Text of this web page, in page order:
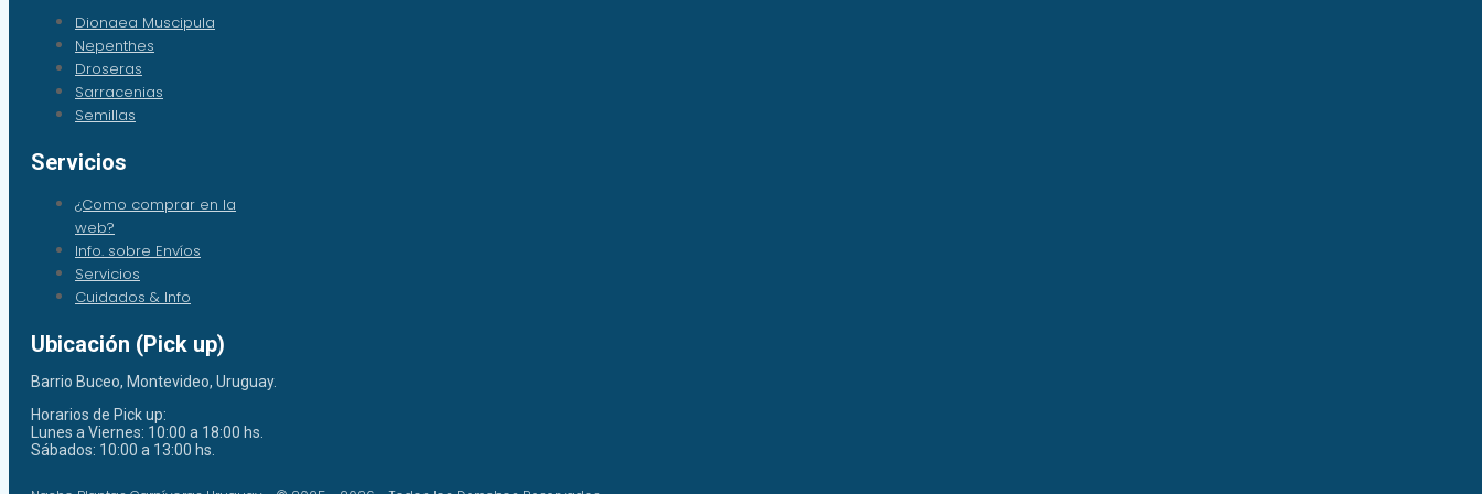
Dionaea Muscipula
Nepenthes
Droseras
Sarracenias
Semillas
Servicios
¿Como comprar en la
web?
Info. sobre Envíos
Servicios
Cuidados & Info
Ubicación (Pick up)
Barrio Buceo, Montevideo, Uruguay.
Horarios de Pick up:
Lunes a Viernes: 10:00 a 18:00 hs.
Sábados: 10:00 a 13:00 hs.